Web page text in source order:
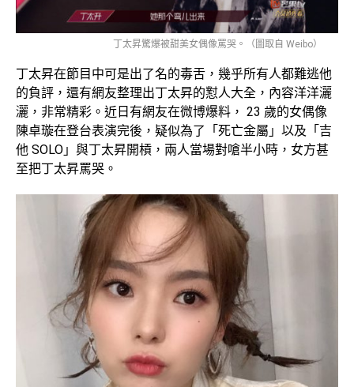
丁太昇驚爆被甜美女偶像罵哭。（圖取自 Weibo）
丁太昇在節目中可是出了名的毒舌，幾乎所有人都難逃他
的負評，還有網友整理出丁太昇的懟人大全，內容洋洋灑
灑，非常精彩。近日有網友在微博爆料， 23 歲的女偶像
陳卓璇在登台表演完後，疑似為了「死亡金屬」以及「吉
他 SOLO」與丁太昇開槓，兩人當場對嗆半小時，女方甚
至把丁太昇罵哭。